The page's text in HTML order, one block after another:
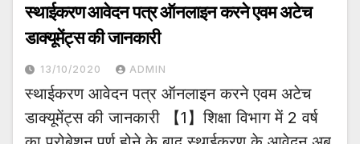
स्थाईकरण आवेदन पत्र ऑनलाइन करने एवम अटेच
डाक्यूमेंट्स की जानकारी
13/10/2020 ADMIN
स्थाईकरण आवेदन पत्र ऑनलाइन करने एवम अटेच
डाक्यूमेंट्स की जानकारी 【1】शिक्षा विभाग में 2 वर्ष